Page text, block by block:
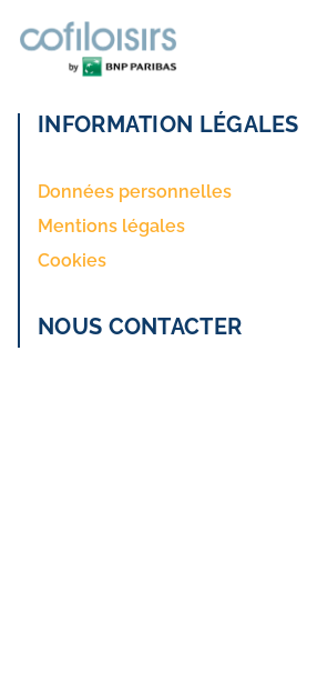
INFORMATION LÉGALES
Données personnelles
Mentions légales
Cookies
NOUS CONTACTER